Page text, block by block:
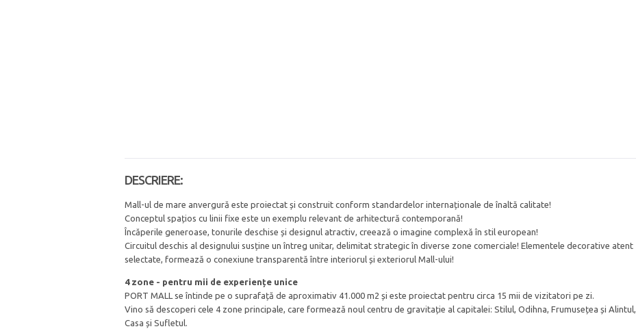
DESCRIERE:
Mall-ul de mare anvergură este proiectat și construit conform standardelor internaționale de înaltă calitate!
Conceptul spațios cu linii fixe este un exemplu relevant de arhitectură contemporană!
Încăperile generoase, tonurile deschise și designul atractiv, creează o imagine complexă în stil european!
Circuitul deschis al designului susține un întreg unitar, delimitat strategic în diverse zone comerciale! Elementele decorative atent
selectate, formează o conexiune transparentă între interiorul și exteriorul Mall-ului!
4 zone - pentru mii de experiențe unice
PORT MALL se întinde pe o suprafață de aproximativ 41.000 m2 și este proiectat pentru circa 15 mii de vizitatori pe zi.
Vino să descoperi cele 4 zone principale, care formează noul centru de gravitație al capitalei: Stilul, Odihna, Frumusețea și Alintul,
Casa și Sufletul.